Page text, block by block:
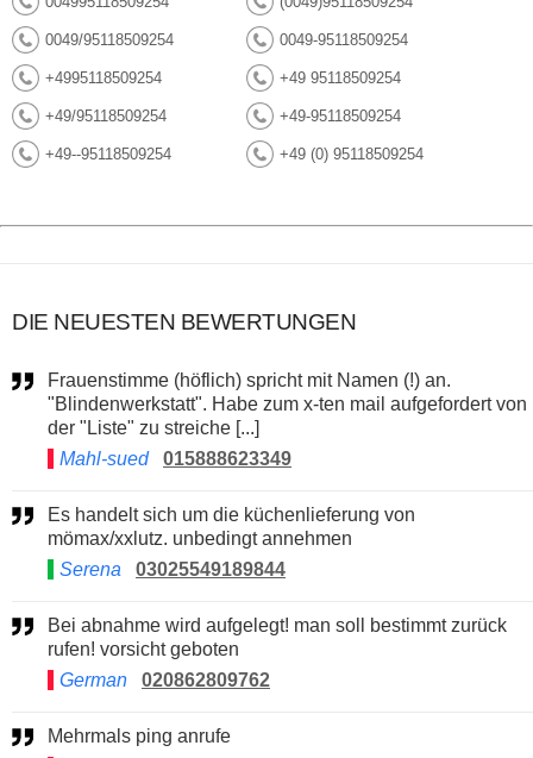
0049/95118509254 0049-95118509254
+4995118509254 +49 95118509254
+49/95118509254 +49-95118509254
+49--95118509254 +49 (0) 95118509254
DIE NEUESTEN BEWERTUNGEN
Frauenstimme (höflich) spricht mit Namen (!) an.
"Blindenwerkstatt". Habe zum x-ten mail aufgefordert von
der "Liste" zu streiche [...]
Mahl-sued
015888623349
Es handelt sich um die küchenlieferung von
mömax/xxlutz. unbedingt annehmen
Serena
03025549189844
Bei abnahme wird aufgelegt! man soll bestimmt zurück
rufen! vorsicht geboten
German
020862809762
Mehrmals ping anrufe